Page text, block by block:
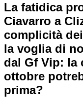
La fatidica
Ciavarro a
complicità
la voglia di
dal Gf Vip: la
ottobre
prima?